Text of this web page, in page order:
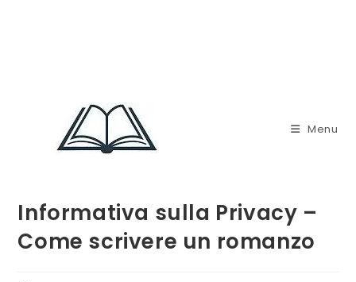
Menu
Informativa sulla Privacy –
Come scrivere un romanzo